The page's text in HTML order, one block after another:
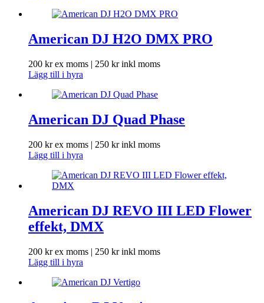
American DJ H2O DMX PRO
200 krex moms | 250 krinkl moms
Lägg till i hyra
American DJ Quad Phase
200 krex moms | 250 krinkl moms
Lägg till i hyra
American DJ REVO III LED Flower
effekt, DMX
200 krex moms | 250 krinkl moms
Lägg till i hyra